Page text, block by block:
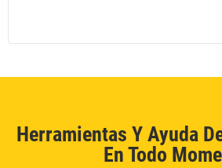
Herramientas Y Ayuda
En Todo